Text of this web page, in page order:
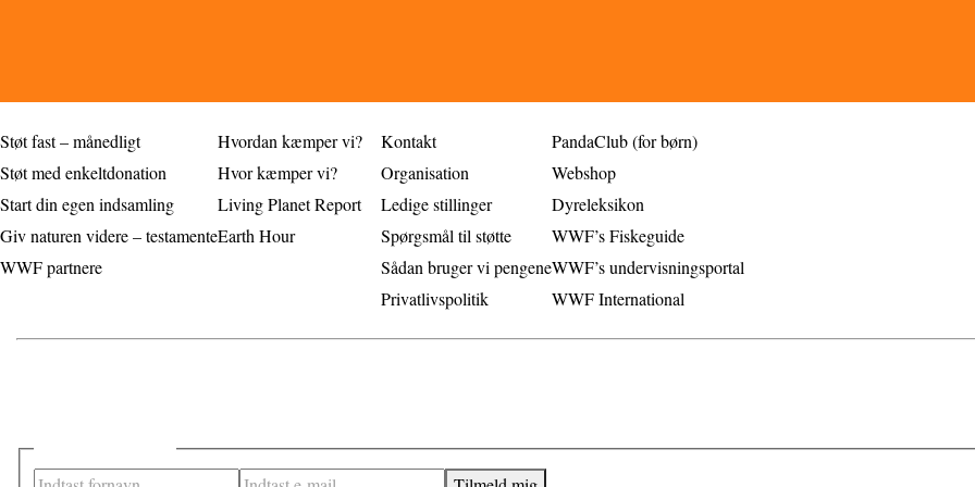
Støt fast – månedligt
Støt med enkeltdonation
Start din egen indsamling
Giv naturen videre – testamente
WWF partnere
Hvordan kæmper vi?
Hvor kæmper vi?
Living Planet Report
Earth Hour
Kontakt
Organisation
Ledige stillinger
Spørgsmål til støtte
Sådan bruger vi pengene
Privatlivspolitik
PandaClub (for børn)
Webshop
Dyreleksikon
WWF’s Fiskeguide
WWF’s undervisningsportal
WWF International